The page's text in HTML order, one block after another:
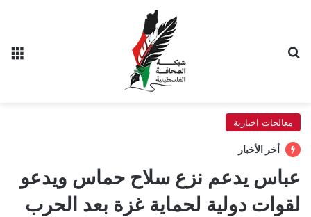
معالجات اخبارية
أخر الأخبار
عباس يدعم نزع سلاح حماس ويدعو
لقوات دولية لحماية غزة بعد الحرب